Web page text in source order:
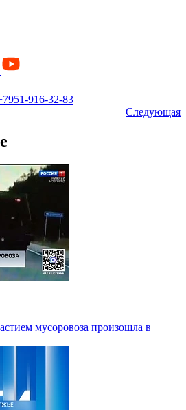
916-32-83
Следующая
мусоровоза произошла в